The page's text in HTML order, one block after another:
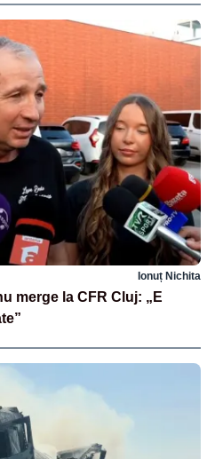
Ionuț Nichita
merge la CFR Cluj: „E